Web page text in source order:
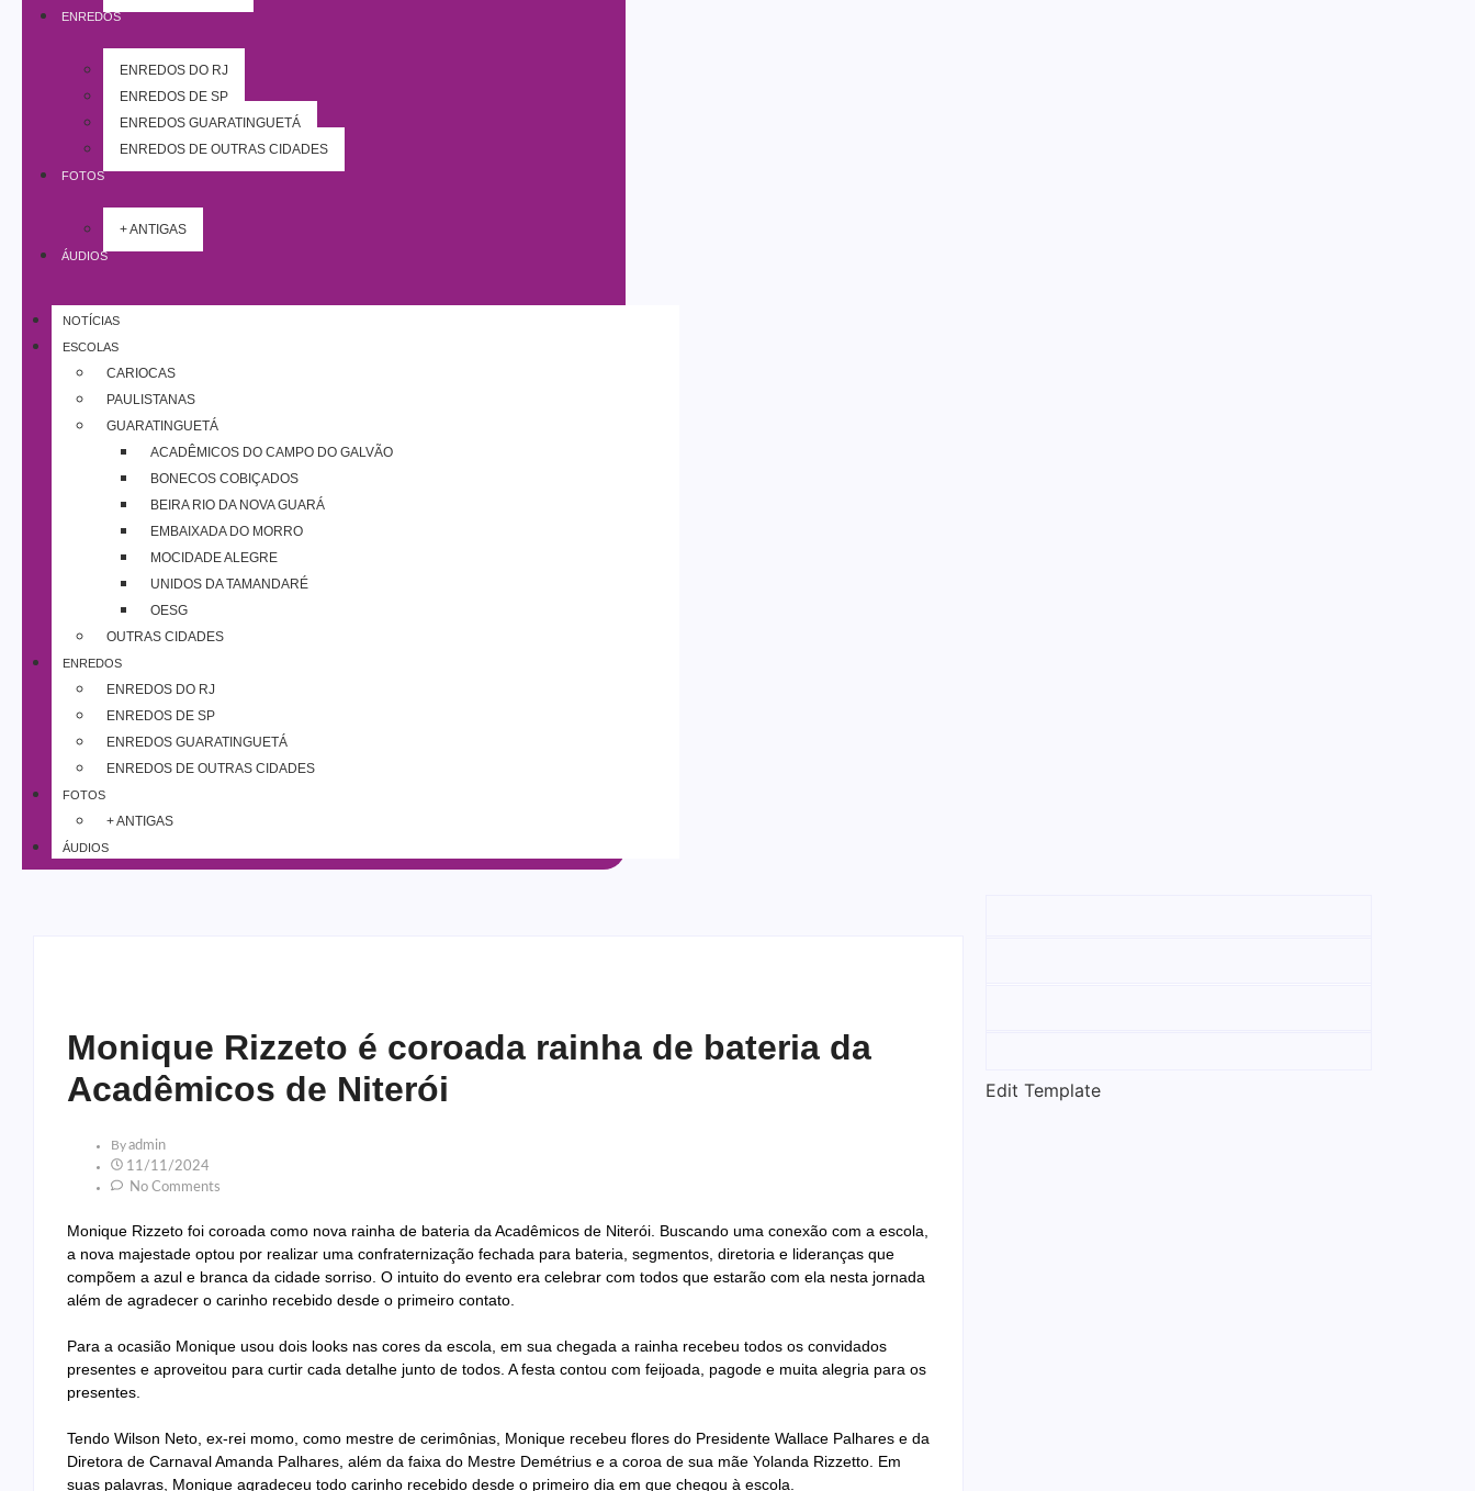
ENREDOS
ENREDOS DO RJ
ENREDOS DE SP
ENREDOS GUARATINGUETÁ
ENREDOS DE OUTRAS CIDADES
FOTOS
+ ANTIGAS
ÁUDIOS
NOTÍCIAS
ESCOLAS
CARIOCAS
PAULISTANAS
GUARATINGUETÁ
ACADÊMICOS DO CAMPO DO GALVÃO
BONECOS COBIÇADOS
BEIRA RIO DA NOVA GUARÁ
EMBAIXADA DO MORRO
MOCIDADE ALEGRE
UNIDOS DA TAMANDARÉ
OESG
OUTRAS CIDADES
ENREDOS
ENREDOS DO RJ
ENREDOS DE SP
ENREDOS GUARATINGUETÁ
ENREDOS DE OUTRAS CIDADES
FOTOS
+ ANTIGAS
ÁUDIOS
Monique Rizzeto é coroada rainha de bateria da
Acadêmicos de Niterói
ByAdmin
11/11/2024
No Comments
Monique Rizzeto foi coroada como nova rainha de bateria da Acadêmicos de Niterói. Buscando uma conexão com a escola,
a nova majestade optou por realizar uma confraternização fechada para bateria, segmentos, diretoria e lideranças que
compõem a azul e branca da cidade sorriso. O intuito do evento era celebrar com todos que estarão com ela nesta jornada
além de agradecer o carinho recebido desde o primeiro contato.
Para a ocasião Monique usou dois looks nas cores da escola, em sua chegada a rainha recebeu todos os convidados
presentes e aproveitou para curtir cada detalhe junto de todos. A festa contou com feijoada, pagode e muita alegria para os
presentes.
Tendo Wilson Neto, ex-rei momo, como mestre de cerimônias, Monique recebeu flores do Presidente Wallace Palhares e da
Diretora de Carnaval Amanda Palhares, além da faixa do Mestre Demétrius e a coroa de sua mãe Yolanda Rizzetto. Em
suas palavras, Monique agradeceu todo carinho recebido desde o primeiro dia em que chegou à escola.
Edit Template